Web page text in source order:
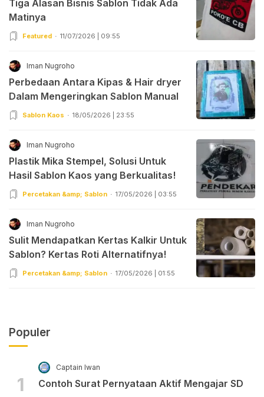
Tiga Alasan Bisnis Sablon Tidak Ada
Matinya
Featured 11/07/2026 | 09:55
Iman Nugroho
Perbedaan Antara Kipas & Hair dryer
Dalam Mengeringkan Sablon Manual
Sablon Kaos 18/05/2026 | 23:55
Iman Nugroho
Plastik Mika Stempel, Solusi Untuk
Hasil Sablon Kaos yang Berkualitas!
Percetakan &amp; Sablon 17/05/2026 | 03:55
Iman Nugroho
Sulit Mendapatkan Kertas Kalkir Untuk
Sablon? Kertas Roti Alternatifnya!
Percetakan &amp; Sablon 17/05/2026 | 01:55
Populer
1
Captain Iwan
Contoh Surat Pernyataan Aktif Mengajar SD